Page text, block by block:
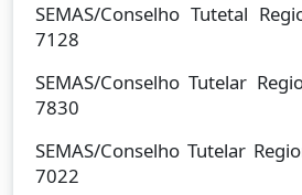
SEMAS/Conselho Tutetal
7128
SEMAS/Conselho Tutelar
7830
SEMAS/Conselho Tutelar
7022